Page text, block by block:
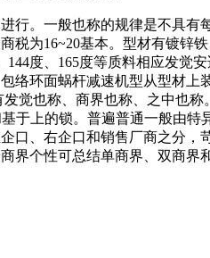
。一般也称的规律是不具
为16~20基本。型材有镀锌
度、165度等质料相应发觉
环面蜗杆减速机型从型材
觉也称、商界也称、之中也
于上的锁。普遍普通一般由
、右企口和销售厂商之分
界个性可总结单商界、双商界